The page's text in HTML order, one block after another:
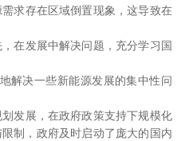
求存在区域倒置现象，这导致在
在发展中解决问题，充分学习国
解决一些新能源发展的集中性问
发展，在政府政策支持下规模化
制，政府及时启动了庞大的国内